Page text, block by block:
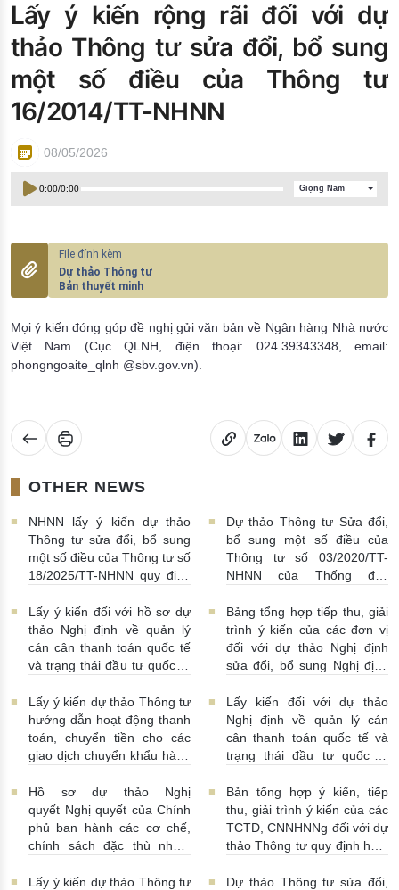
Đào tạo ISO
Lấy ý kiến rộng rãi đối với dự
thảo Thông tư sửa đổi, bổ sung
một số điều của Thông tư
16/2014/TT-NHNN
08/05/2026
0:00/0:00 Giọng Nam
Dự thảo Thông tư
Bản thuyết minh
Mọi ý kiến đóng góp đề nghị gửi văn bản về Ngân hàng Nhà nước
Việt Nam (Cục QLNH, điện thoại: 024.39343348, email:
phongngoaite_qlnh @sbv.gov.vn).
OTHER NEWS
NHNN lấy ý kiến dự thảo
Thông tư sửa đổi, bổ sung
một số điều của Thông tư số
18/2025/TT-NHNN quy định
sẻ thông tin của Hệ thống
thông tin phục vụ công tác
giám sát hoạt động QTDND
và tổ chức TCVM
Dự thảo Thông tư Sửa đổi,
bổ sung một số điều của
Thông tư số 03/2020/TT-
NHNN của Thống đốc
tiền của NHNN 03/08/2026 |
11:16:00
Lấy ý kiến đối với hồ sơ dự
thảo Nghị định về quản lý
cán cân thanh toán quốc tế
và trạng thái đầu tư quốc tế
10:00:00
Bảng tổng hợp tiếp thu, giải
trình ý kiến của các đơn vị
đối với dự thảo Nghị định
sửa đổi, bổ sung Nghị định
30/07/2026 | 09:09:00
Lấy ý kiến dự thảo Thông tư
hướng dẫn hoạt động thanh
toán, chuyển tiền cho các
giao dịch chuyển khẩu hàng
Lấy kiến đối với dự thảo
Nghị định về quản lý cán
cân thanh toán quốc tế và
trạng thái đầu tư quốc tế
15:00:00
Hồ sơ dự thảo Nghị
quyết Nghị quyết của Chính
phủ ban hành các cơ chế,
chính sách đặc thù nhằm
pháp luật về phòng, chống
Bản tổng hợp ý kiến, tiếp
thu, giải trình ý kiến của các
TCTD, CNNHNNg đối với dự
thảo Thông tư quy định hoạt
nhận tiền gửi, mua, bán có
Lấy ý kiến dự thảo Thông tư
Dự thảo Thông tư sửa đổi,